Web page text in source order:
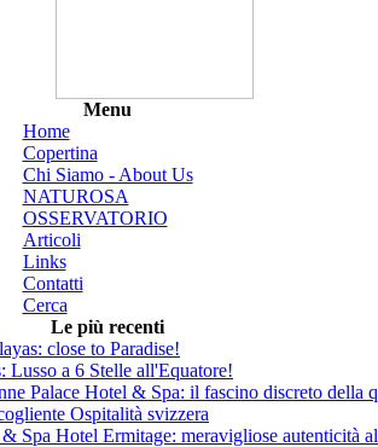
Menu
Home
Copertina
Chi Siamo - About Us
NATUROSA
OSSERVATORIO
Articoli
Links
Contatti
Cerca
Le più recenti
close to Paradise!
Lusso a 6 Stelle all'Equatore!
Palace Hotel & Spa: il fascino discreto della
Ospitalità svizzera
Spa Hotel Ermitage: meravigliose autenticità